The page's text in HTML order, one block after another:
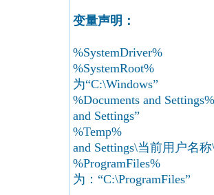
变量声明：
%SystemDriver%
%SystemRoot%
为“C:\Windows”
%Documents and
and Settings”
%Temp% 临时
and Settings\当前用户名
%ProgramFiles%
为：“C:\ProgramFiles”